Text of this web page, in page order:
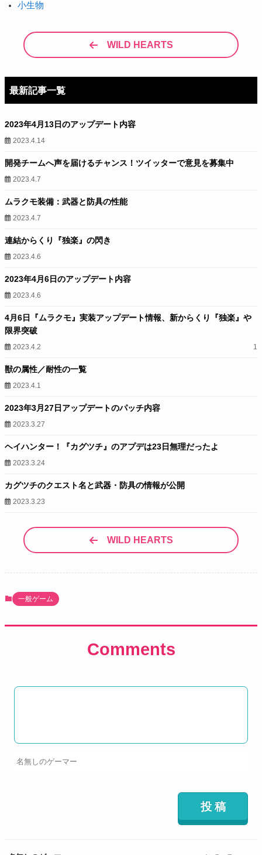
小生物
WILD HEARTS
最新記事一覧
2023年4月13日のアップデート内容
2023.4.14
開発チームへ声を届けるチャンス！ツイッターで意見を募集中
2023.4.7
ムラクモ装備：武器と防具の性能
2023.4.7
連結からくり『独楽』の閃き
2023.4.6
2023年4月6日のアップデート内容
2023.4.6
4月6日『ムラクモ』実装アップデート情報、新からくり『独楽』や
限界突破
2023.4.2 1
獣の属性／耐性の一覧
2023.4.1
2023年3月27日アップデートのパッチ内容
2023.3.27
ヘイハンター！『カグツチ』のアプデは23日無理だったよ
2023.3.24
カグツチのクエスト名と武器・防具の情報が公開
2023.3.23
WILD HEARTS
一般ゲーム
Comments